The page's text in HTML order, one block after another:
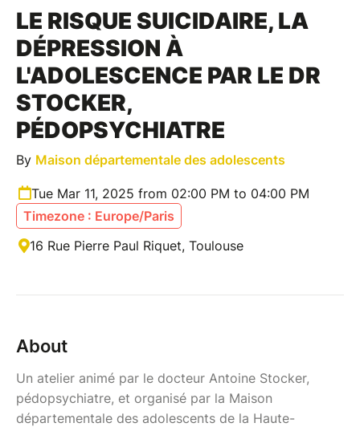
LE RISQUE SUICIDAIRE, LA
DÉPRESSION À
L'ADOLESCENCE PAR LE DR
STOCKER,
PÉDOPSYCHIATRE
By Maison départementale des adolescents
Tue Mar 11, 2025 from 02:00 PM to 04:00 PM
Timezone : Europe/Paris
16 Rue Pierre Paul Riquet, Toulouse
About
Un atelier animé par le docteur Antoine Stocker,
pédopsychiatre, et organisé par la Maison
départementale des adolescents de la Haute-